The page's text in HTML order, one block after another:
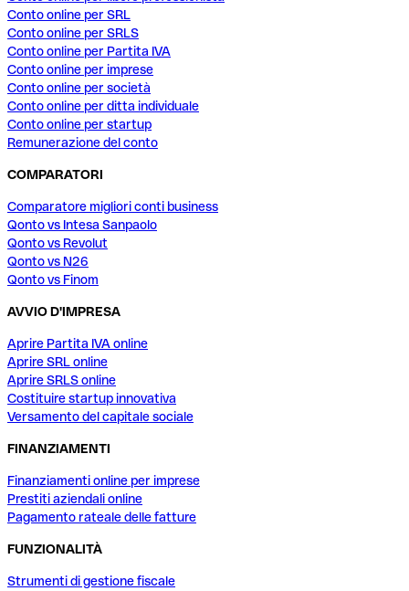
Conto online per SRL
Conto online per SRLS
Conto online per Partita IVA
Conto online per imprese
Conto online per società
Conto online per ditta individuale
Conto online per startup
Remunerazione del conto
COMPARATORI
Comparatore migliori conti business
Qonto vs Intesa Sanpaolo
Qonto vs Revolut
Qonto vs N26
Qonto vs Finom
AVVIO D'IMPRESA
Aprire Partita IVA online
Aprire SRL online
Aprire SRLS online
Costituire startup innovativa
Versamento del capitale sociale
FINANZIAMENTI
Finanziamenti online per imprese
Prestiti aziendali online
Pagamento rateale delle fatture
FUNZIONALITÀ
Strumenti di gestione fiscale